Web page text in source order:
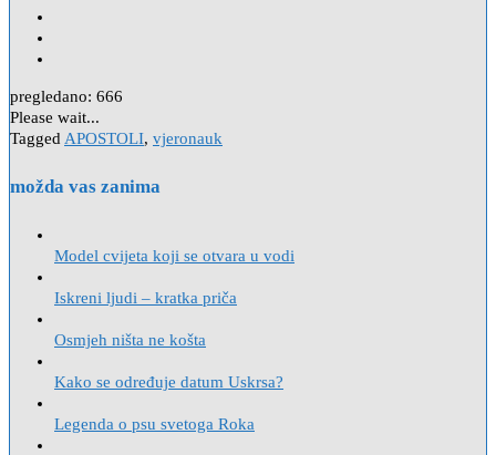
pregledano: 666
Please wait...
TaggedAPOSTOLI, vjeronauk
možda vas zanima
Model cvijeta koji se otvara u vodi
Iskreni ljudi – kratka priča
Osmjeh ništa ne košta
Kako se određuje datum Uskrsa?
Legenda o psu svetoga Roka